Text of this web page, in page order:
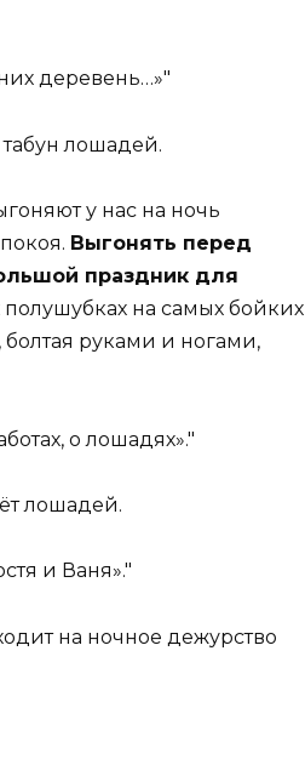
деревень…»
лошадей.
у нас на ночь
Выгонять перед
праздник для
на самых бойких
руками и ногами,
о лошадях».
лошадей.
и Ваня».
на ночное дежурство